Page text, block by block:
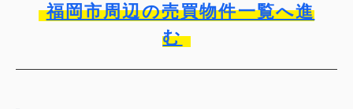
福岡市周辺の売買物件一覧へ進
む